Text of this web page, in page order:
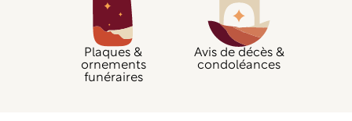
Plaques &
ornements
funéraires
Avis de décès &
condoléances